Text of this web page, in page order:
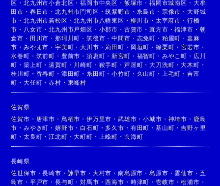
区 ・北九州市小倉北区 ・福岡市中央区 ・ 飯塚市 ・福岡市城南区 ・ 大牟
田市 ・ 春日市 ・北九州市門司区 ・筑紫野市 ・ 糸島市 ・ 宗像市 ・ 大野城
市 ・北九州市若松区 ・北九州市八幡東区 ・ 柳川市 ・ 太宰府市 ・ 行橋
市 ・ 八女市 ・北九州市戸畑区 ・ 小郡市 ・ 古賀市 ・直方市 ・福津市 ・ 朝
倉市 ・ 田川市 ・那珂川町 ・筑後市 ・中間市 ・ 志免町 ・ 粕屋町 ・ 嘉麻
市 ・みやま市 ・宇美町 ・大川市 ・苅田町 ・ 岡垣町 ・ 篠栗町 ・宮若市 ・
水巻町 ・ 筑前町 ・ 豊前市 ・須恵町 ・新宮町 ・ 福智町 ・ みやこ町 ・ 広川
町 ・築上町 ・遠賀町 ・ 川崎町 ・ 鞍手町 ・ 芦屋町 ・大刀洗町 ・大木町 ・
桂川町 ・ 香春町 ・ 添田町 ・ 糸田町 ・小竹町 ・ 久山町 ・ 上毛町 ・ 吉富
町 ・大任町 ・赤村 ・ 東峰村
佐賀県
佐賀市 ・ 唐津市 ・ 鳥栖市 ・伊万里市 ・武雄市 ・小城市 ・ 神埼市 ・ 鹿島
市 ・みやき町 ・嬉野市 ・ 白石町 ・ 多久市 ・ 有田町 ・ 基山町 ・吉野ヶ里
町 ・太良町 ・江北町 ・大町町 ・ 上峰町 ・ 玄海町
長崎県
佐世保市 ・長崎市 ・ 諫早市 ・ 大村市 ・南島原市 ・島原市 ・ 雲仙市 ・ 五
島市 ・ 平戸市 ・長与町 ・対馬市 ・西海市 ・ 時津町 ・ 壱岐市 ・松浦市 ・